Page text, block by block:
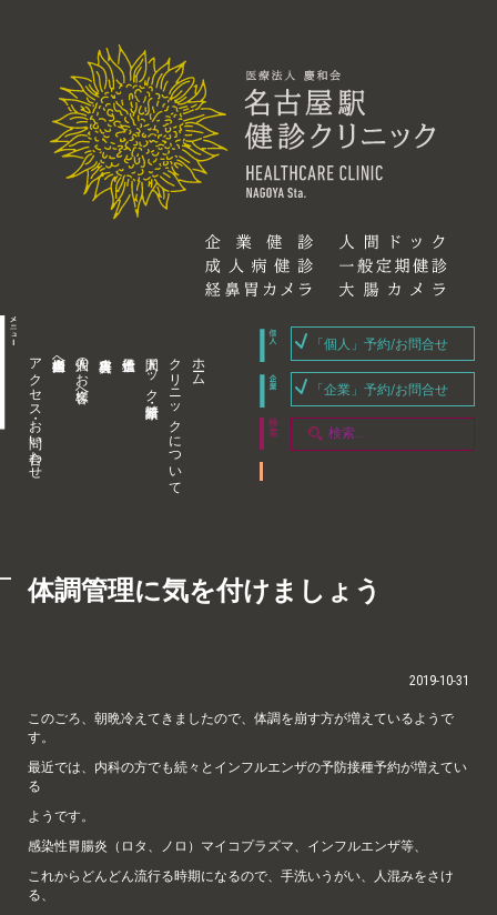
アクセス・お問い合わせ 企業内担当者様へ 個人のお客様へ 人間ドック・健康診断 クリニックについて ホーム
「個人」予約/お問合せ
「企業」予約/お問合せ
体調管理に気を付けましょう
2019-10-31
このごろ、朝晩冷えてきましたので、体調を崩す方が増えているようで
す。
最近では、内科の方でも続々とインフルエンザの予防接種予約が増えてい
る
ようです。
感染性胃腸炎（ロタ、ノロ）マイコプラズマ、インフルエンザ等、
これからどんどん流行る時期になるので、手洗いうがい、人混みをさけ
る、